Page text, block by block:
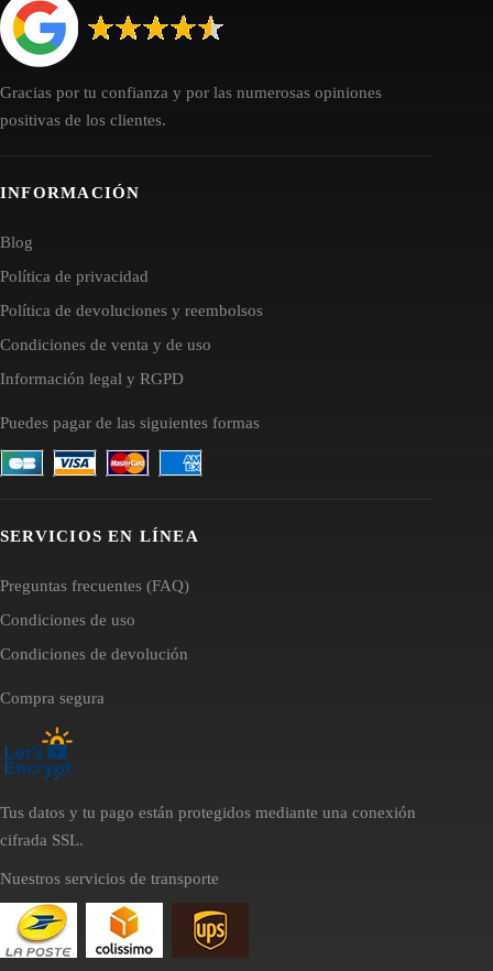
Gracias por tu confianza y por las numerosas opiniones
positivas de los clientes.
INFORMACIÓN
Blog
Política de privacidad
Política de devoluciones y reembolsos
Condiciones de venta y de uso
Información legal y RGPD
Puedes pagar de las siguientes formas
SERVICIOS EN LÍNEA
Preguntas frecuentes (FAQ)
Condiciones de uso
Condiciones de devolución
Compra segura
Tus datos y tu pago están protegidos mediante una conexión
cifrada SSL.
Nuestros servicios de transporte